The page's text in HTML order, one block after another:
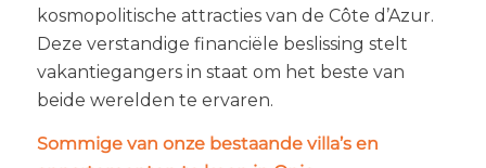
kosmopolitische attracties van de Côte d’Azur.
Deze verstandige financiële beslissing stelt
vakantiegangers in staat om het beste van
beide werelden te ervaren.
Sommige van onze bestaande villa’s en